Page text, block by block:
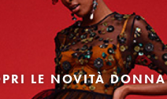
LE NOVITÀ DONNA